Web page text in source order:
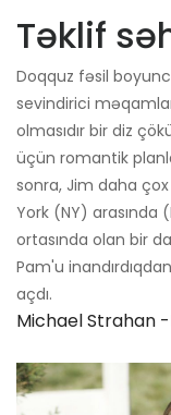
Təklif
Doqquz fəsil
sevindirici
olmasıdır bir diz
üçün romantik
sonra, Jim daha
York (NY)
ortasında olan bir
Pam'u
açdı.
Michael Strahan -